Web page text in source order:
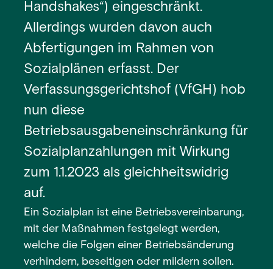
Handshakes“) eingeschränkt.
Allerdings wurden davon auch
Abfertigungen im Rahmen von
Sozialplänen erfasst. Der
Verfassungsgerichtshof (VfGH) hob
nun diese
Betriebsausgabeneinschränkung für
Sozialplanzahlungen mit Wirkung
zum 1.1.2023 als gleichheitswidrig
auf.
Ein Sozialplan ist eine Betriebsvereinbarung,
mit der Maßnahmen festgelegt werden,
welche die Folgen einer Betriebsänderung
verhindern, beseitigen oder mildern sollen.